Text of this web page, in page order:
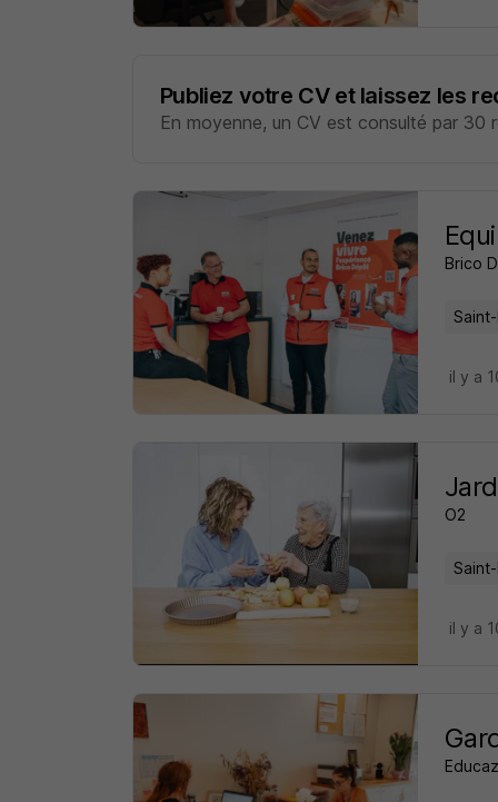
Publiez votre CV et laissez les
En moyenne, un CV est consulté par 30
Brico
il y a
O2
il y a